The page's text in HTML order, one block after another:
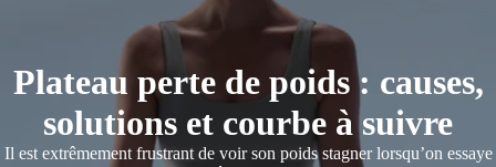
Plateau perte de poids : causes,
solutions et courbe à suivre
Il est extrêmement frustrant de voir son poids stagner lorsqu’on essaye